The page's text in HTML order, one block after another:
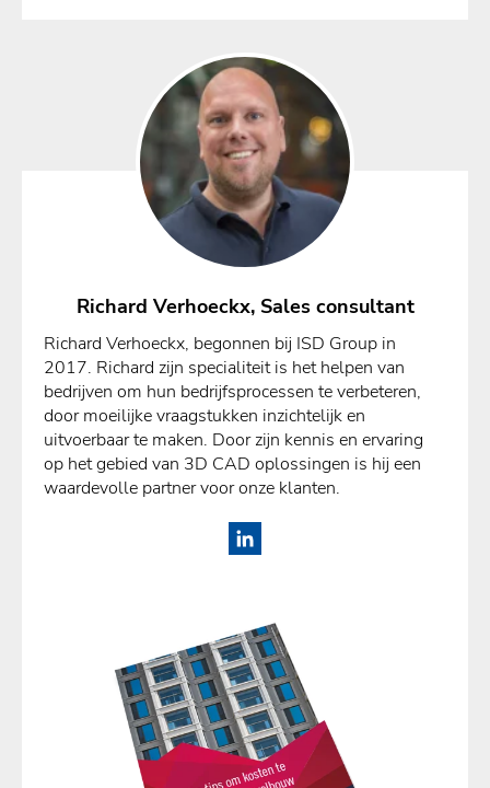
Richard Verhoeckx, Sales consultant
Richard Verhoeckx, begonnen bij ISD Group in
2017. Richard zijn specialiteit is het helpen van
bedrijven om hun bedrijfsprocessen te verbeteren,
door moeilijke vraagstukken inzichtelijk en
uitvoerbaar te maken. Door zijn kennis en ervaring
op het gebied van 3D CAD oplossingen is hij een
waardevolle partner voor onze klanten.